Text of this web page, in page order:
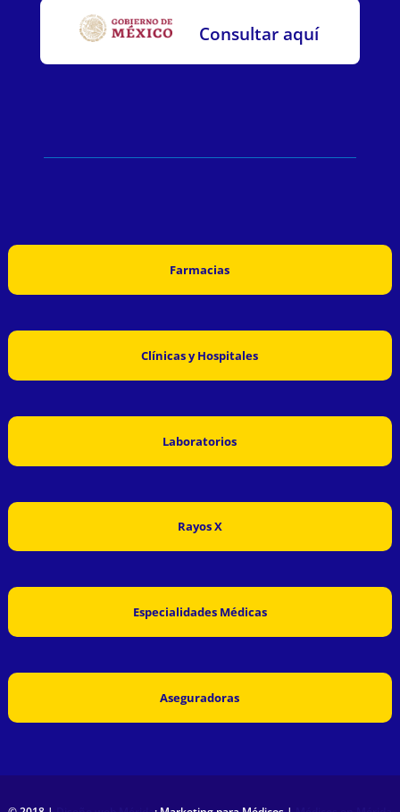
Consultar aquí
Farmacias
Clínicas y Hospitales
Laboratorios
Rayos X
Especialidades Médicas
Aseguradoras